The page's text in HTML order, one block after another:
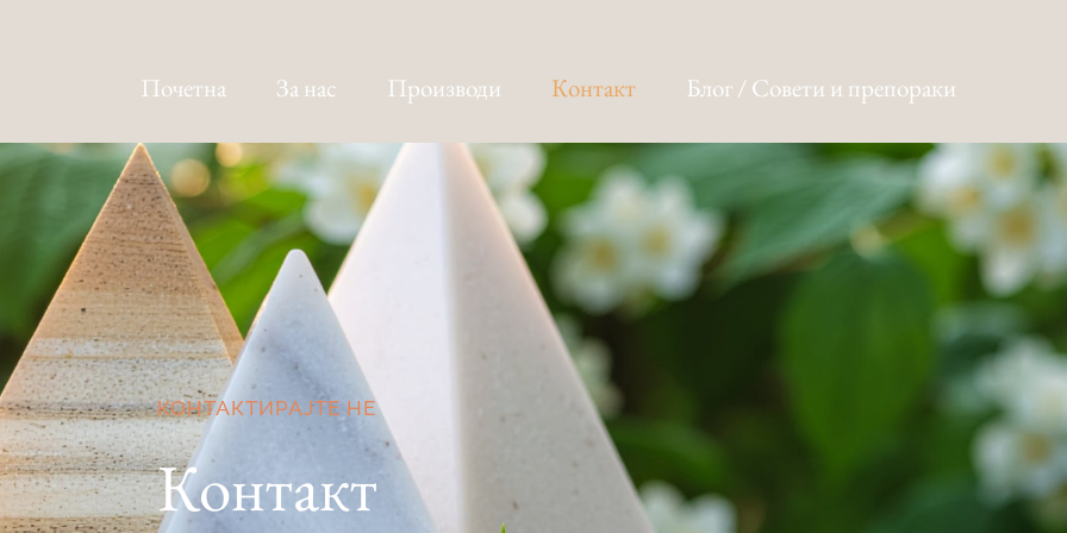
Почетна За нас Производи Контакт Блог / Совети и препораки
КОНТАКТИРАЈТЕ НЕ
Контакт